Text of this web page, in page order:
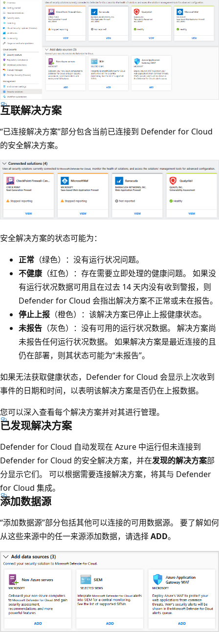
互联解决方案
“已连接解决方案”部分包含当前已连接到 Defender for Cloud
的安全解决方案。
安全解决方案的状态可能为：
正常 （绿色）：没有运行状况问题。
不健康（红色）：存在需要立即处理的健康问题。 如果没
有运行状况数据可用且在过去 14 天内没有收到警报，则
Defender for Cloud 会指出解决方案不正常或未在报告。
停止上报 （橙色）：该解决方案已停止上报健康状态。
未报告 （灰色）：没有可用的运行状况数据。 解决方案尚
未报告任何运行状况数据。 如果解决方案是最近连接的且
仍在部署，则其状态可能为“未报告”。
如果无法获取健康状态，Defender for Cloud 会显示上次收到
事件的日期和时间，以表明该解决方案是否仍在上报数据。
您可以深入查看每个解决方案并对其进行管理。
已发现解决方案
Defender for Cloud 自动发现在 Azure 中运行但未连接到
Defender for Cloud 的安全解决方案，并在发现的解决方案部
分显示它们。 可以根据需要连接解决方案，将其与 Defender
for Cloud 集成。
添加数据源
“添加数据源”部分包括其他可以连接的可用数据源。 要了解如何
从这些来源中的任一来源添加数据，请选择ADD。